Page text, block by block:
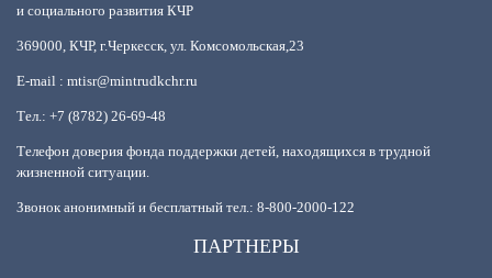
и социального развития КЧР
369000, КЧР, г.Черкесск, ул. Комсомольская,23
E-mail : mtisr@mintrudkchr.ru
Тел.: +7 (8782) 26-69-48
Телефон доверия фонда поддержки детей, находящихся в трудной
жизненной ситуации.
Звонок анонимный и бесплатный тел.: 8-800-2000-122
ПАРТНЕРЫ